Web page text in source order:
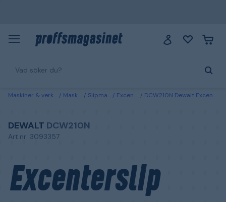
Maskiner & verktyg Maskiner Slipmaskiner Excenterslipar DCW210N Dewalt Excenterslip utan batteri och laddare
DEWALT DCW210N
Art.nr: 3093357
Excenterslip